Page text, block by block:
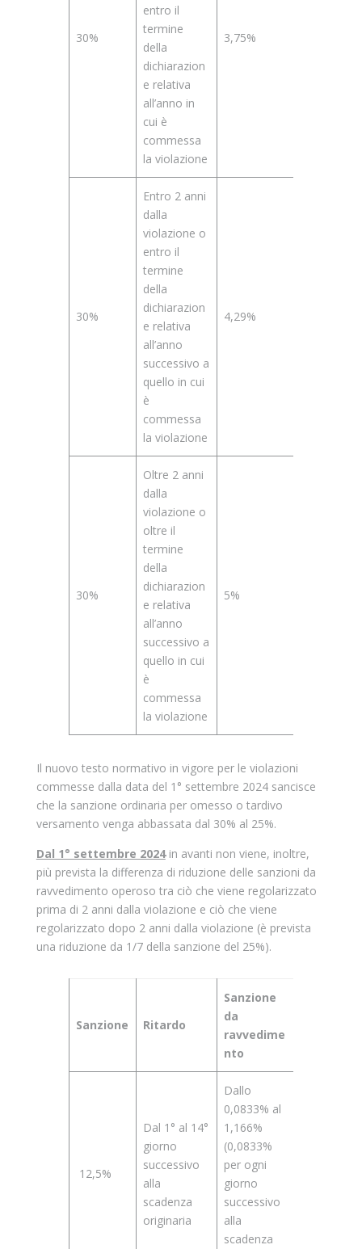
30%
entro il
termine
della
dichiarazion
e relativa
all’anno in
cui è
commessa
la violazione
3,75%
30%
Entro 2 anni
dalla
violazione o
entro il
termine
della
dichiarazion
e relativa
all’anno
successivo a
quello in cui
è
commessa
la violazione
4,29%
30%
Oltre 2 anni
dalla
violazione o
oltre il
termine
della
dichiarazion
e relativa
all’anno
successivo a
quello in cui
è
commessa
la violazione
5%
Il nuovo testo normativo in vigore per le violazioni
commesse dalla data del 1° settembre 2024 sancisce
che la sanzione ordinaria per omesso o tardivo
versamento venga abbassata dal 30% al 25%.
Dal 1° settembre 2024in avanti non viene, inoltre,
più prevista la differenza di riduzione delle sanzioni da
ravvedimento operoso tra ciò che viene regolarizzato
prima di 2 anni dalla violazione e ciò che viene
regolarizzato dopo 2 anni dalla violazione (è prevista
una riduzione da 1/7 della sanzione del 25%).
Sanzione Ritardo
Sanzione
da
ravvedime
nto
12,5%
Dal 1° al 14°
giorno
successivo
alla
scadenza
originaria
Dallo
0,0833% al
1,166%
(0,0833%
per ogni
giorno
successivo
alla
scadenza